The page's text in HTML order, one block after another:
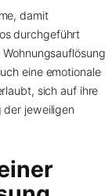
damit
durchgeführt
eine emotionale
sich auf ihre
der jeweiligen